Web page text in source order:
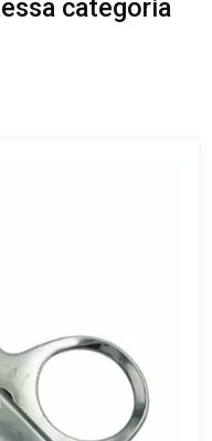
categoria